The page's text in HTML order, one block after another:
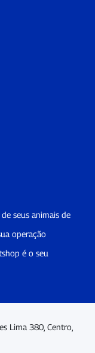
seus animais de
operação
é o seu
Lima 380, Centro,